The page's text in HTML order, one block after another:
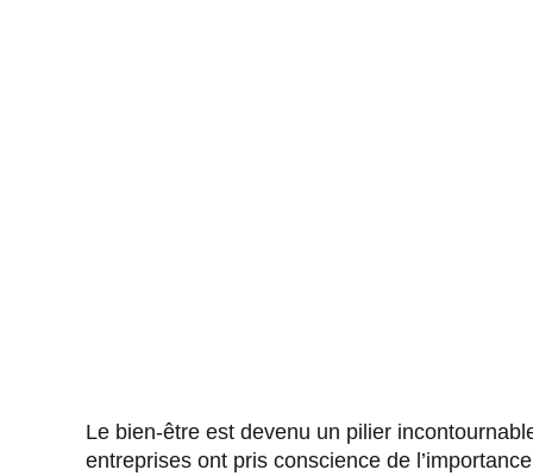
Le bien-être est devenu un pilier
entreprises ont pris conscience de